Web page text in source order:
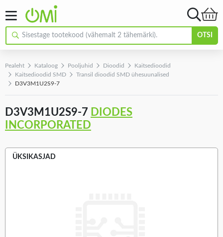
OTSI
Pealeht Kataloog Pooljuhid Dioodid
Kaitsedioodid
Kaitsedioodid SMD
Transil dioodid SMD ühesuunalised
D3V3M1U2S9-7
D3V3M1U2S9-7 DIODES
INCORPORATED
ÜKSIKASJAD